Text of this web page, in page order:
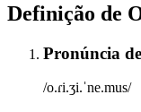
Definição de
Pronúncia de
/o.ɾi.ʒi.ˈne.mus/